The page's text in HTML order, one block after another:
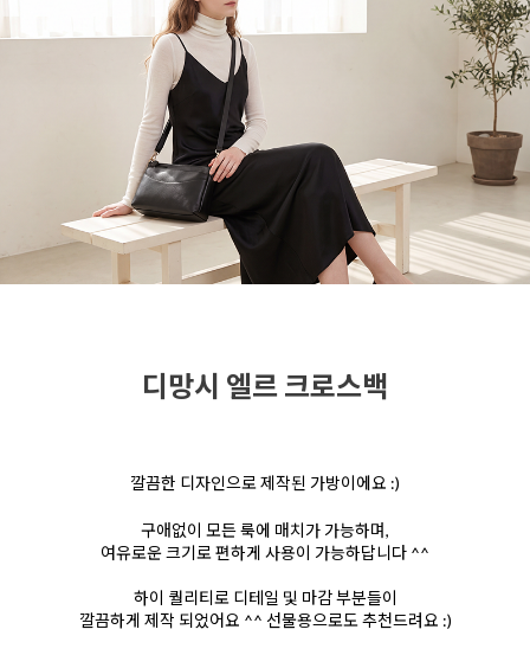
디망시 엘르 크로스백
깔끔한 디자인으로 제작된 가방이에요 :)
구애없이 모든 룩에 매치가 가능하며,
여유로운 크기로 편하게 사용이 가능하답니다 ^^
하이 퀄리티로 디테일 및 마감 부분들이
깔끔하게 제작 되었어요 ^^ 선물용으로도 추천드려요 :)